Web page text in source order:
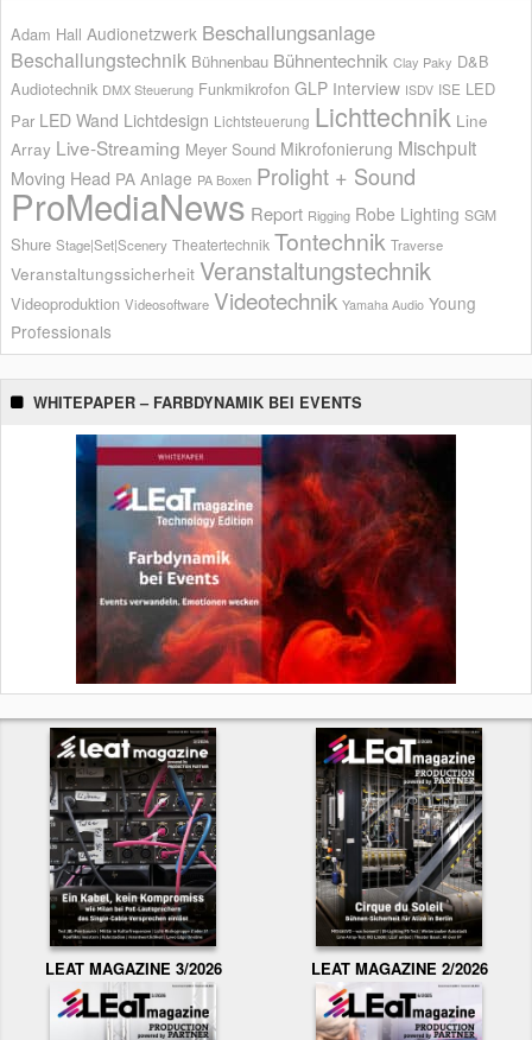
Adam Hall Audionetzwerk Beschallungsanlage
Beschallungstechnik Bühnenbau Bühnentechnik Clay Paky D&B
Audiotechnik DMX Steuerung Funkmikrofon GLP Interview ISDV ISE LED
Par LED Wand Lichtdesign Lichtsteuerung Lichttechnik Line
Array Live-Streaming Meyer Sound Mikrofonierung Mischpult
Moving Head PA Anlage PA Boxen Prolight + Sound
ProMediaNews Report Rigging Robe Lighting SGM
Shure Stage|Set|Scenery Theatertechnik Tontechnik Traverse
Veranstaltungssicherheit Veranstaltungstechnik
Videoproduktion Videosoftware Videotechnik Yamaha Audio Young
Professionals
WHITEPAPER – FARBDYNAMIK BEI EVENTS
LEAT MAGAZINE 3/2026 LEAT MAGAZINE 2/2026